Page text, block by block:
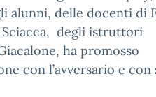
alunni, delle docenti di
Sciacca, degli istruttori
ha promosso
con l’avversario e con